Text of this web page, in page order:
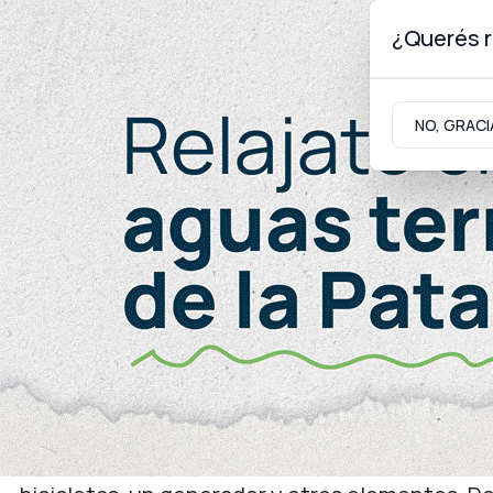
Domingo 9deAgostode 2026
Neuquinidad Gabinete Turismo
Seguridad
Operativos policiales
Secuestraron en
cannabis, un arma de
Tres allanamientos realizados en el barrio
¿Querés
NO,